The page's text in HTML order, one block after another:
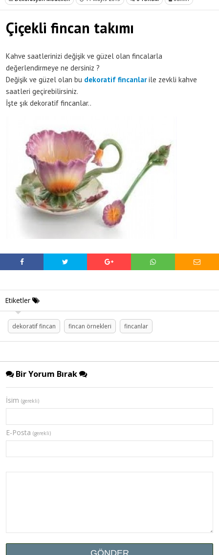
Çiçekli fincan takımı
Kahve saatlerinizi değişik ve güzel olan fincalarla
değerlendirmeye ne dersiniz ?
Değişik ve güzel olan bu dekoratif fincanlarile zevkli kahve
saatleri geçirebilirsiniz.
İşte şık dekoratif fincanlar..
Etiketler
dekoratif fincan fincan örnekleri fincanlar
Bir Yorum Bırak
İsim (gerekli)
E-Posta (gerekli)